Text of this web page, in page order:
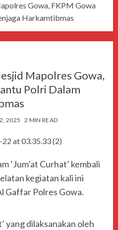
Gowa, FKPM Gowa
Harkamtibmas
Mapolres Gowa,
Polri Dalam
2025 2 MIN READ
‘Jum’at Curhat’ kembali
kegiatan kali ini
Gaffar Polres Gowa.
yang dilaksanakan oleh